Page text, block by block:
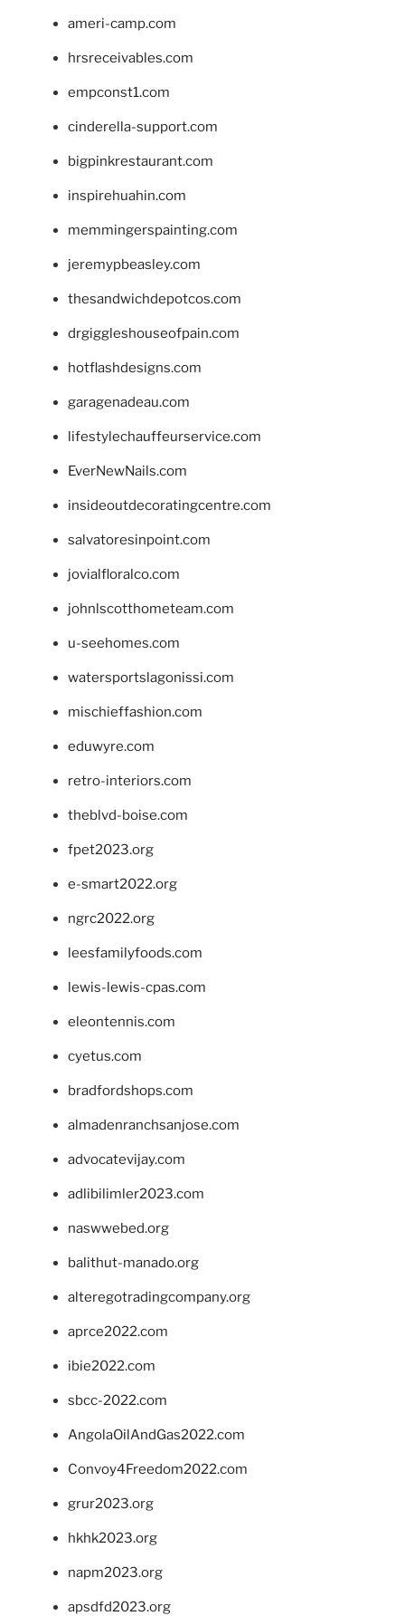
ameri-camp.com
hrsreceivables.com
empconst1.com
cinderella-support.com
bigpinkrestaurant.com
inspirehuahin.com
memmingerspainting.com
jeremypbeasley.com
thesandwichdepotcos.com
drgiggleshouseofpain.com
hotflashdesigns.com
garagenadeau.com
lifestylechauffeurservice.com
EverNewNails.com
insideoutdecoratingcentre.com
salvatoresinpoint.com
jovialfloralco.com
johnlscotthometeam.com
u-seehomes.com
watersportslagonissi.com
mischieffashion.com
eduwyre.com
retro-interiors.com
theblvd-boise.com
fpet2023.org
e-smart2022.org
ngrc2022.org
leesfamilyfoods.com
lewis-lewis-cpas.com
eleontennis.com
cyetus.com
bradfordshops.com
almadenranchsanjose.com
advocatevijay.com
adlibilimler2023.com
naswwebed.org
balithut-manado.org
alteregotradingcompany.org
aprce2022.com
ibie2022.com
sbcc-2022.com
AngolaOilAndGas2022.com
Convoy4Freedom2022.com
grur2023.org
hkhk2023.org
napm2023.org
apsdfd2023.org